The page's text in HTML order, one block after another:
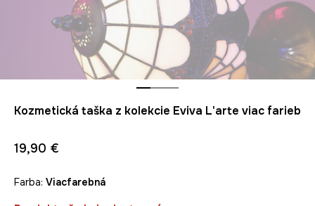
Kozmetická taška z kolekcie Eviva L'arte viac farieb
19,90 €
Farba: viacfarebná